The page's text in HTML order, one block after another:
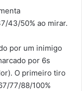
43/50% ao mirar.
por um inimigo
por 6s
O primeiro tiro
77/88/100%